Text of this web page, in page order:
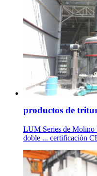
productos de
LUM Series de Molino
doble ... certificación